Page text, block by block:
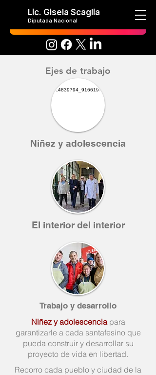
Lic. Gisela Scaglia
Diputada Nacional
Ejes de trabajo
Niñez y adolescencia
El interior del interior
Trabajo y desarrollo
Niñez y adolescenciapara
garantizarle a cada santafesino que
pueda construir y desarrollar su
proyecto de vida en libertad.
Recorro cada pueblo y ciudad de la